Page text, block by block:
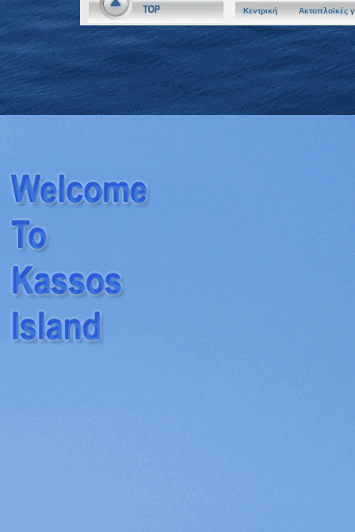
Κεντρική Ακτοπλοϊκές